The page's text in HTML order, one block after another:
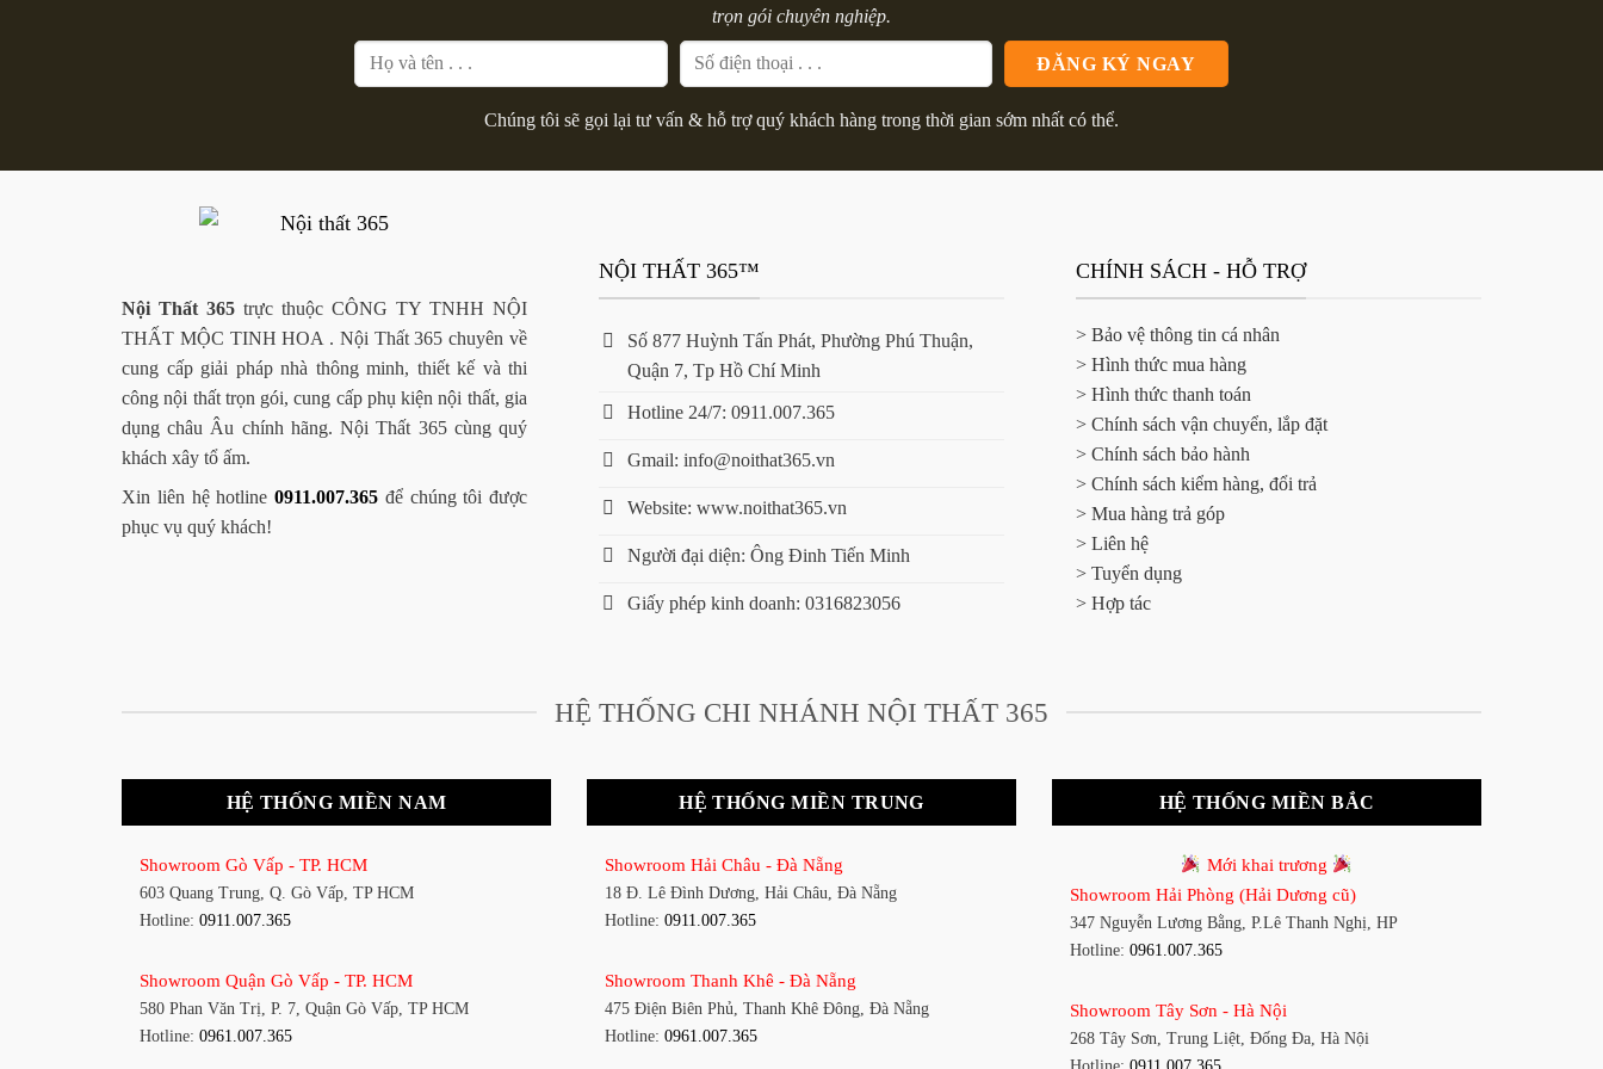
trọn gói chuyên nghiệp.
Chúng tôi sẽ gọi lại tư vấn & hỗ trợ quý khách hàng trong thời gian sớm nhất có thể.
Nội Thất 365 trực thuộc CÔNG TY TNHH NỘI
THẤT MỘC TINH HOA . Nội Thất 365 chuyên về
cung cấp giải pháp nhà thông minh, thiết kế và thi
công nội thất trọn gói, cung cấp phụ kiện nội thất, gia
dụng châu Âu chính hãng. Nội Thất 365 cùng quý
khách xây tổ ấm.
Xin liên hệ hotline 0911.007.365 để chúng tôi được
phục vụ quý khách!
NỘI THẤT 365™
Số 877 Huỳnh Tấn Phát, Phường Phú Thuận,
Quận 7, Tp Hồ Chí Minh
Hotline 24/7: 0911.007.365
Gmail: info@noithat365.vn
Website: www.noithat365.vn
Người đại diện: Ông Đinh Tiến Minh
Giấy phép kinh doanh: 0316823056
CHÍNH SÁCH - HỖ TRỢ
> Bảo vệ thông tin cá nhân
> Hình thức mua hàng
> Hình thức thanh toán
> Chính sách vận chuyển, lắp đặt
> Chính sách bảo hành
> Chính sách kiểm hàng, đổi trả
> Mua hàng trả góp
> Liên hệ
> Tuyển dụng
> Hợp tác
HỆ THỐNG CHI NHÁNH NỘI THẤT 365
HỆ THỐNG MIỀN NAM
Showroom Gò Vấp - TP. HCM
603 Quang Trung, Q. Gò Vấp, TP HCM
Hotline: 0911.007.365
Showroom Quận Gò Vấp - TP. HCM
580 Phan Văn Trị, P. 7, Quận Gò Vấp, TP HCM
Hotline: 0961.007.365
HỆ THỐNG MIỀN TRUNG
Showroom Hải Châu - Đà Nẵng
18 Đ. Lê Đình Dương, Hải Châu, Đà Nẵng
Hotline: 0911.007.365
Showroom Thanh Khê - Đà Nẵng
475 Điện Biên Phủ, Thanh Khê Đông, Đà Nẵng
Hotline: 0961.007.365
HỆ THỐNG MIỀN BẮC
Mới khai trương
Showroom Hải Phòng (Hải Dương cũ)
347 Nguyễn Lương Bằng, P.Lê Thanh Nghị, HP
Hotline: 0961.007.365
Showroom Tây Sơn - Hà Nội
268 Tây Sơn, Trung Liệt, Đống Đa, Hà Nội